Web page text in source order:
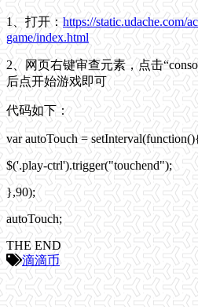
1、打开： https://static.udache.com/
game/index.html
2、网页右键审查元素，点击
后点开始游戏即可
代码如下：
var autoTouch =
$('.play-ctrl').trigger("touchend");
},90);
autoTouch;
THE END
滴滴币